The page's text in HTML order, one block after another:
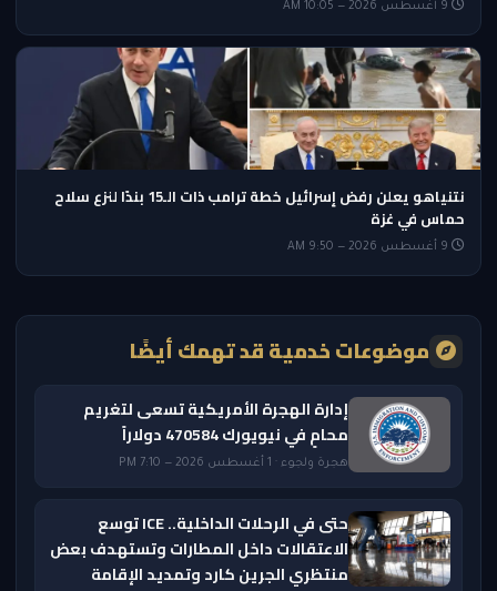
نتنياهو يعلن رفض إسرائيل خطة ترامب ذات الـ15 بندًا لنزع سلاح
حماس في غزة
موضوعات خدمية قد تهمك أيضًا
إدارة الهجرة الأمريكية تسعى لتغريم
محامٍ في نيويورك 470584 دولاراً
هجرة ولجوء · 1 أغسطس 2026 — 7:10 PM
حتى في الرحلات الداخلية.. ICE توسع
الاعتقالات داخل المطارات وتستهدف بعض
منتظري الجرين كارد وتمديد الإقامة